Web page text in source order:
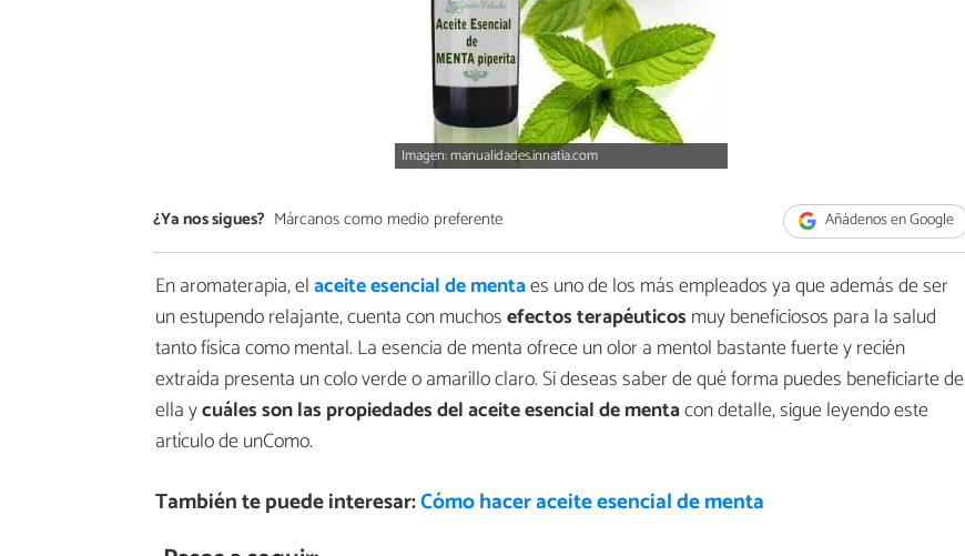
Imagen: manualidades.innatia.com
¿Ya nos sigues? Márcanos como medio preferente Añádenos en Google
En aromaterapia, elaceite esencial de mentaes uno de los más empleados ya que además de ser
un estupendo relajante, cuenta con muchosefectos terapéuticos muy beneficiosos para la salud
tanto física como mental. La esencia de menta ofrece un olor a mentol bastante fuerte y recién
extraída presenta un colo verde o amarillo claro. Si deseas saber de qué forma puedes beneficiarte de
ella ycuáles son las propiedades del aceite esencial de mentacon detalle, sigue leyendo este
artículo de unComo.
También te puede interesar:Cómo hacer aceite esencial de menta